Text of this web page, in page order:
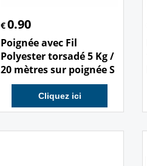
€0.90
Poignée avec Fil
Polyester torsadé 5 Kg /
20 mètres sur poignée S
Cliquez ici